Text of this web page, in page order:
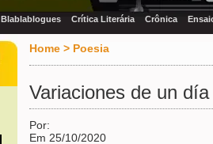
Blablablogues Crítica Literária Crônica
Home > Poesia
Variaciones de un día
Por:
Em 25/10/2020